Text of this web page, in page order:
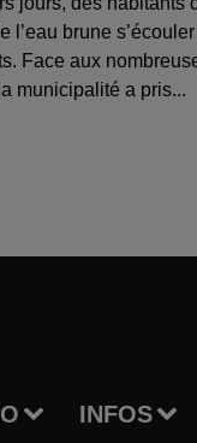
l’eau brune s’écouler
Face aux
municipalité a pris...
INFOS